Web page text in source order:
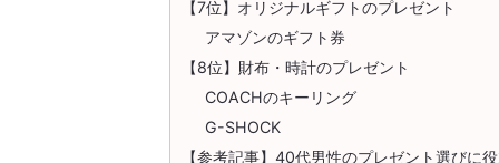
【7位】オリジナルギフトのプレゼント
アマゾンのギフト券
【8位】財布・時計のプレゼント
COACHのキーリング
G-SHOCK
【参考記事】40代男性のプレゼント選びに